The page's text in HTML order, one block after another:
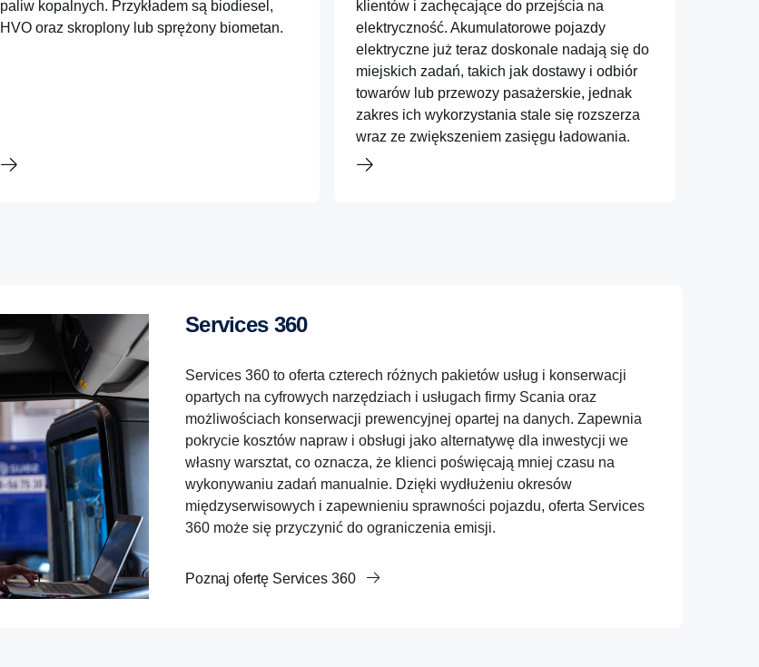
paliw kopalnych. Przykładem są biodiesel,
HVO oraz skroplony lub sprężony biometan.
klientów i zachęcające do przejścia na
elektryczność. Akumulatorowe pojazdy
elektryczne już teraz doskonale nadają się do
miejskich zadań, takich jak dostawy i odbiór
towarów lub przewozy pasażerskie, jednak
zakres ich wykorzystania stale się rozszerza
wraz ze zwiększeniem zasięgu ładowania.
Services 360
Services 360 to oferta czterech różnych pakietów usług i konserwacji
opartych na cyfrowych narzędziach i usługach firmy Scania oraz
możliwościach konserwacji prewencyjnej opartej na danych. Zapewnia
pokrycie kosztów napraw i obsługi jako alternatywę dla inwestycji we
własny warsztat, co oznacza, że klienci poświęcają mniej czasu na
wykonywaniu zadań manualnie. Dzięki wydłużeniu okresów
międzyserwisowych i zapewnieniu sprawności pojazdu, oferta Services
360 może się przyczynić do ograniczenia emisji.
Poznaj ofertę Services 360